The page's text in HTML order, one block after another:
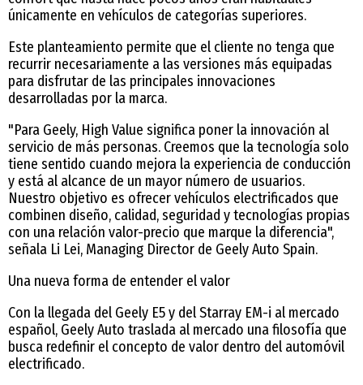
únicamente en vehículos de categorías superiores.
Este planteamiento permite que el cliente no tenga que
recurrir necesariamente a las versiones más equipadas
para disfrutar de las principales innovaciones
desarrolladas por la marca.
"Para Geely, High Value significa poner la innovación al
servicio de más personas. Creemos que la tecnología solo
tiene sentido cuando mejora la experiencia de conducción
y está al alcance de un mayor número de usuarios.
Nuestro objetivo es ofrecer vehículos electrificados que
combinen diseño, calidad, seguridad y tecnologías propias
con una relación valor-precio que marque la diferencia",
señala Li Lei, Managing Director de Geely Auto Spain.
Una nueva forma de entender el valor
Con la llegada del Geely E5 y del Starray EM-i al mercado
español, Geely Auto traslada al mercado una filosofía que
busca redefinir el concepto de valor dentro del automóvil
electrificado.